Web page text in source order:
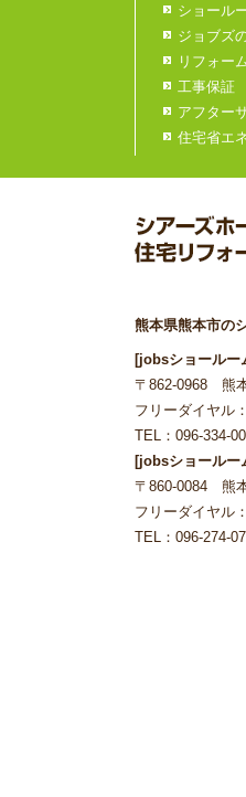
ショール
ジョブズ
リフォー
工事保証
アフター
住宅省エ
熊本県熊本市の
[jobsショールー
〒862-0968 熊
フリーダイヤル
TEL：096-334-
[jobsショールー
〒860-0084 熊
フリーダイヤル
TEL：096-274-